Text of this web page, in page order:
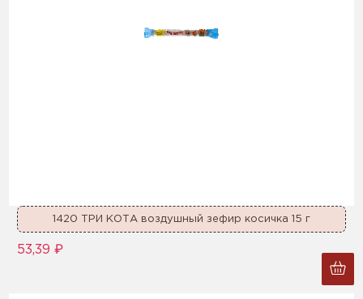
1420 ТРИ КОТА воздушный зефир косичка 15 г
53,39 ₽